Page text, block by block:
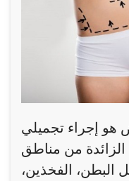
إجراء تجميلي
من مناطق
الفخذين،